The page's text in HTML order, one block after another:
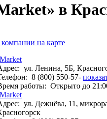
в
на карте
ул. Ленина, 5Б,
8 (800) 550-57-
работы: Открыто до
ул. Дежнёва, 11,